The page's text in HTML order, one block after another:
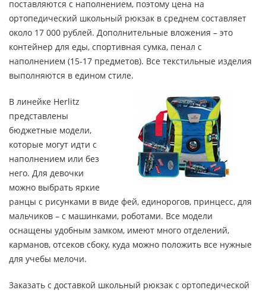
поставляются с наполнением, поэтому цена на
ортопедический школьный рюкзак в среднем составляет
около 17 000 рублей. Дополнительные вложения – это
контейнер для еды, спортивная сумка, пенал с
наполнением (15-17 предметов). Все текстильные изделия
выполняются в едином стиле.
В линейке Herlitz
представлены
бюджетные модели,
которые могут идти с
наполнением или без
него. Для девочки
можно выбрать яркие
ранцы с рисунками в виде фей, единорогов, принцесс, для
мальчиков – с машинками, роботами. Все модели
оснащены удобным замком, имеют много отделений,
карманов, отсеков сбоку, куда можно положить все нужные
для учебы мелочи.
Заказать с доставкой школьный рюкзак с ортопедической